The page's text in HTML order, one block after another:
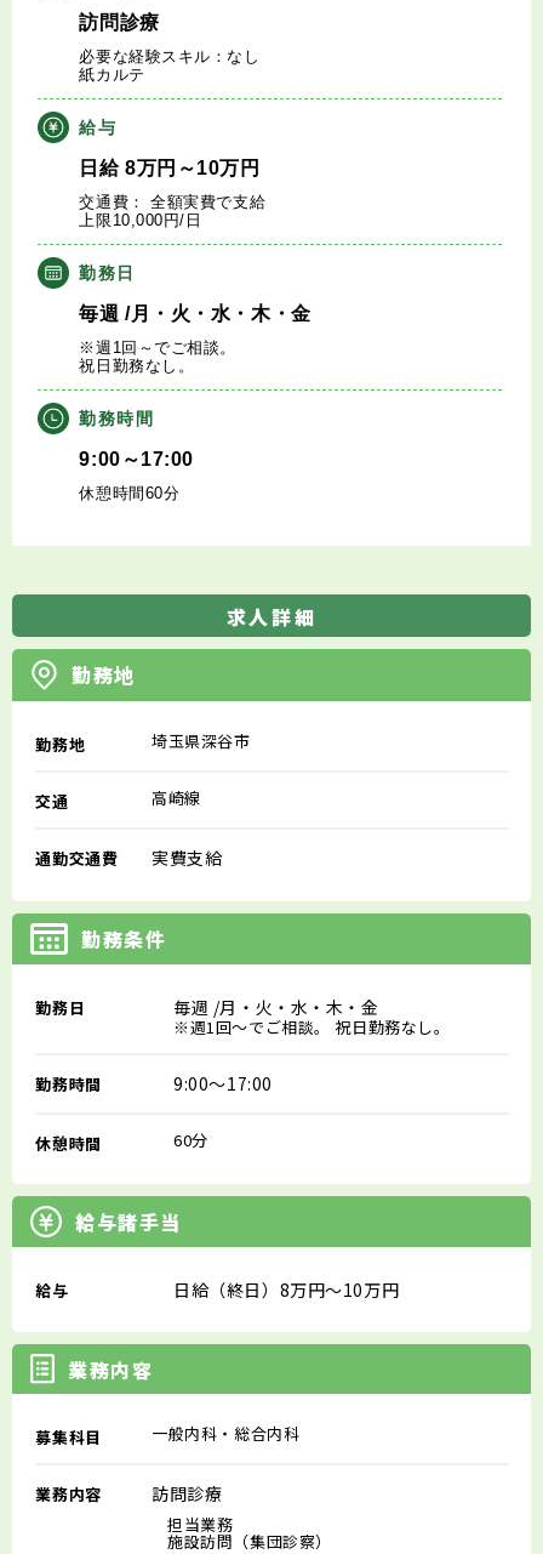
転職成功事例
医師の転職マニュアル
データで見る医師の平均年収
医師に役立つ取材記事
大学医局紹介
訪問診療
必要な経験スキル：なし
紙カルテ
給与
日給8万円 ～10万円
交通費： 全額実費で支給
上限10,000円/日
勤務日
毎週 /月・火・水・木・金
※週1回～でご相談。
祝日勤務なし。
勤務時間
9:00～17:00
休憩時間60分
求人詳細
勤務地
勤務地 埼玉県深谷市
交通 高崎線
通勤交通費 実費支給
勤務条件
勤務日 毎週 /月・火・水・木・金
※週1回～でご相談。 祝日勤務なし。
勤務時間 9:00～17:00
休憩時間 60分
給与諸手当
給与 日給（終日）8万円～10万円
業務内容
募集科目 一般内科・総合内科
業務内容 訪問診療
担当業務
施設訪問（集団診察）